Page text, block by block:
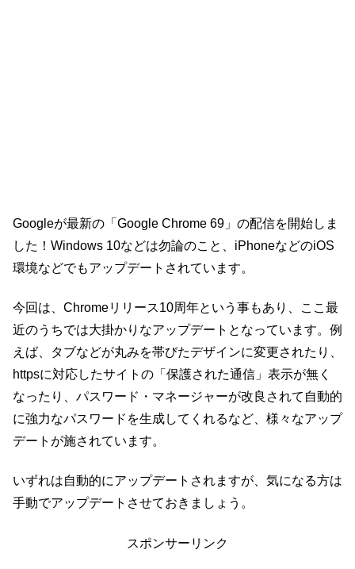
Googleが最新の「Google Chrome 69」の配信を開始しま
した！Windows 10などは勿論のこと、iPhoneなどのiOS
環境などでもアップデートされています。
今回は、Chromeリリース10周年という事もあり、ここ最
近のうちでは大掛かりなアップデートとなっています。例
えば、タブなどが丸みを帯びたデザインに変更されたり、
httpsに対応したサイトの「保護された通信」表示が無く
なったり、パスワード・マネージャーが改良されて自動的
に強力なパスワードを生成してくれるなど、様々なアップ
デートが施されています。
いずれは自動的にアップデートされますが、気になる方は
手動でアップデートさせておきましょう。
スポンサーリンク